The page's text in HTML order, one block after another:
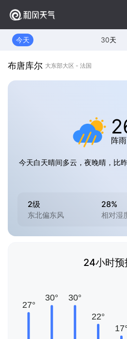
今天 30天
布唐库尔 大东部大区 - 法国
阵雨
今天白天晴间多云，夜晚晴，比
2级
东北偏东风
28%
相对湿
24小时预